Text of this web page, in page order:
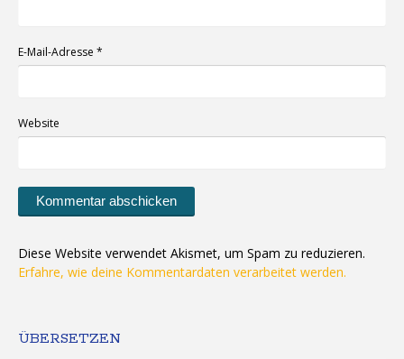
E-Mail-Adresse *
Website
Diese Website verwendet Akismet, um Spam zu reduzieren.
Erfahre, wie deine Kommentardaten verarbeitet werden.
ÜBERSETZEN